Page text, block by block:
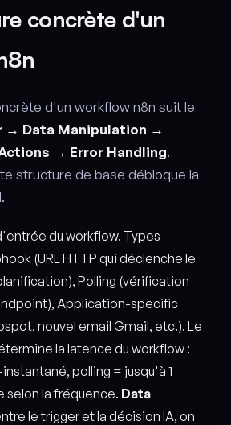
concrète d'un
d'un workflow n8n suit le
→ Data Manipulation →
→ Error Handling.
structure de base débloque la
du workflow. Types
(URL HTTP qui déclenche le
Polling (vérification
Application-specific
nouvel email Gmail, etc.). Le
la latence du workflow :
polling = jusqu'à 1
selon la fréquence. Data
le trigger et la décision IA, on